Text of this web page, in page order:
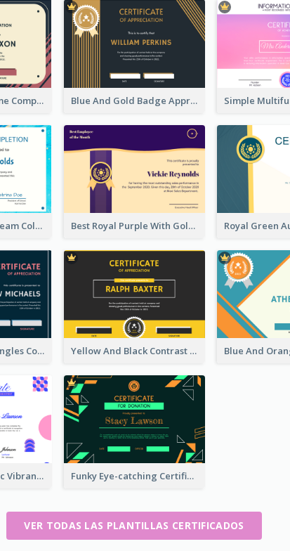
Pink And Blue Frame Company Certificate Blue And Gold Badge Appreciation Certificate
Bright Blue And Cream Color Certificate Of Completion Best Royal Purple With Gold Ribbon Certificate Design
Pink And Blue Triangles Confetti Celebration Certificate Yellow And Black Contrast Simple Certificate
Vintage And Classic Vibrant Certificate Design Ideas Funky Eye-catching Certificate Design Template
VER TODAS LAS PLANTILLAS CERTIFICADOS